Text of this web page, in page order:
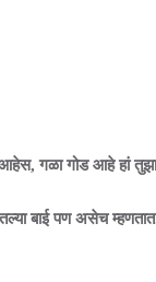
गळा गोड आहे हां
बाई पण असेच